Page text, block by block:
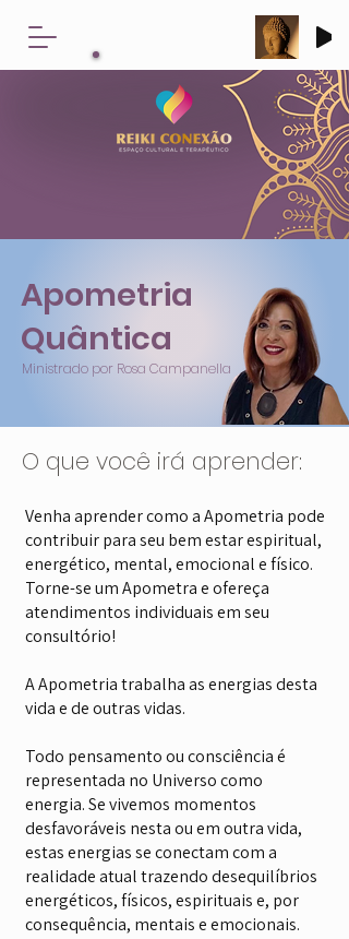
Ministrado por Rosa Campanella
Apometria
Quântica
O que você irá aprender:
Venha aprender como a Apometria pode
contribuir para seu bem estar espiritual,
energético, mental, emocional e físico.
Torne-se um Apometra e ofereça
atendimentos individuais em seu
consultório!
A Apometria trabalha as energias desta
vida e de outras vidas.
Todo pensamento ou consciência é
representada no Universo como
energia. Se vivemos momentos
desfavoráveis nesta ou em outra vida,
estas energias se conectam com a
realidade atual trazendo desequilíbrios
energéticos, físicos, espirituais e, por
consequência, mentais e emocionais.